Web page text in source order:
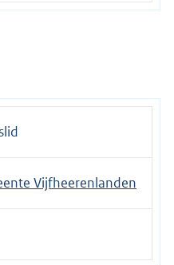
Vijfheerenlanden